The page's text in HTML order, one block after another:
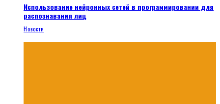
Использование нейронных сетей в программировании для
распознавания лиц
Новости